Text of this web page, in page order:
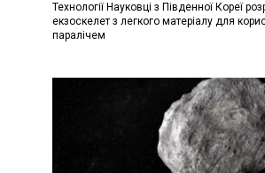
Технології Науковці з Південної Кореї
екзоскелет з легкого матеріалу для
паралічем